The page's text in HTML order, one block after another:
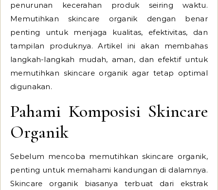
penurunan kecerahan produk seiring waktu.
Memutihkan skincare organik dengan benar
penting untuk menjaga kualitas, efektivitas, dan
tampilan produknya. Artikel ini akan membahas
langkah-langkah mudah, aman, dan efektif untuk
memutihkan skincare organik agar tetap optimal
digunakan.
Pahami Komposisi Skincare
Organik
Sebelum mencoba memutihkan skincare organik,
penting untuk memahami kandungan di dalamnya.
Skincare organik biasanya terbuat dari ekstrak